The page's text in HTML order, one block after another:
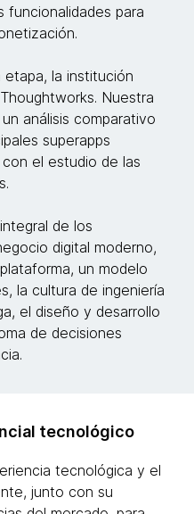
funcionalidades para
etapa, la institución
Nuestra
análisis comparativo
superapps
el estudio de las
de los
digital moderno,
un modelo
la cultura de ingeniería
el diseño y desarrollo
de decisiones
tecnológico
tecnológica y el
junto con su